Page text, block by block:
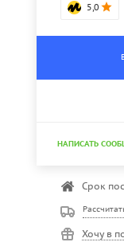
5,0
НАПИСАТЬ
Срок
Хочу в